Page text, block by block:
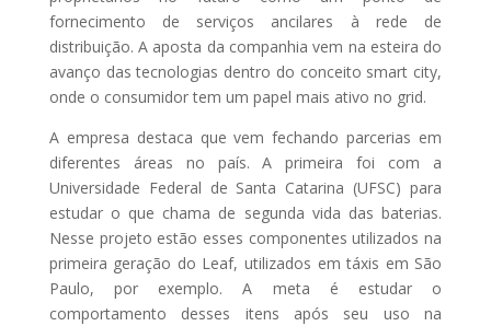
fornecimento de serviços ancilares à rede de
distribuição. A aposta da companhia vem na esteira do
avanço das tecnologias dentro do conceito smart city,
onde o consumidor tem um papel mais ativo no grid.
A empresa destaca que vem fechando parcerias em
diferentes áreas no país. A primeira foi com a
Universidade Federal de Santa Catarina (UFSC) para
estudar o que chama de segunda vida das baterias.
Nesse projeto estão esses componentes utilizados na
primeira geração do Leaf, utilizados em táxis em São
Paulo, por exemplo. A meta é estudar o
comportamento desses itens após seu uso na